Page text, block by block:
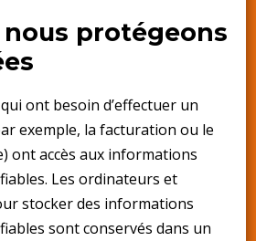
protégeons
ont besoin d’effectuer un
exemple, la facturation ou le
ont accès aux informations
Les ordinateurs et
stocker des informations
sont conservés dans un